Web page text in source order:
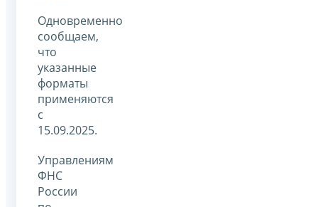
Одновременно
сообщаем,
что
указанные
форматы
применяются
с
15.09.2025.
Управлениям
ФНС
России